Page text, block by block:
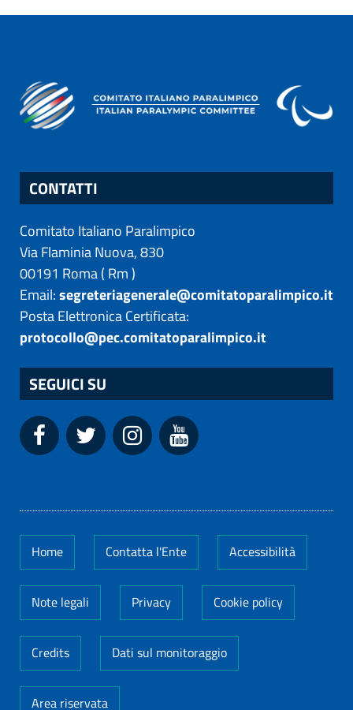
CONTATTI
Comitato Italiano Paralimpico
Via Flaminia Nuova, 830
00191 Roma( Rm)
Email:segreteriagenerale@comitatoparalimpico.it
Posta Elettronica Certificata:
protocollo@pec.comitatoparalimpico.it
SEGUICI SU
Home Contatta l'Ente Accessibilità
Note legali Privacy Cookie policy
Credits Dati sul monitoraggio
Area riservata